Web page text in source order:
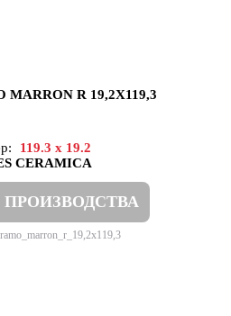
MARRON R 19,2X119,3
119.3 x 19.2
CERAMICA